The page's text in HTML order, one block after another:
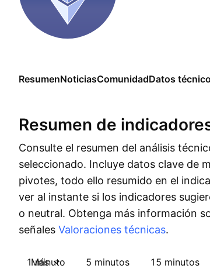
ResumenNoticiasComunidadDatos
Resumen de
Consulte el resumen del análisis
seleccionado. Incluye datos clave de
pivotes, todo ello resumido en el
ver al instante si los indicadores
o neutral. Obtenga más información
señales Valoraciones técnicas.
1 minuto 5 minutos 15 minutos
Más